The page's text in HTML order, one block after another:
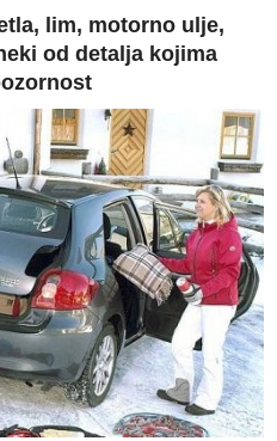
lim, motorno ulje,
od detalja kojima